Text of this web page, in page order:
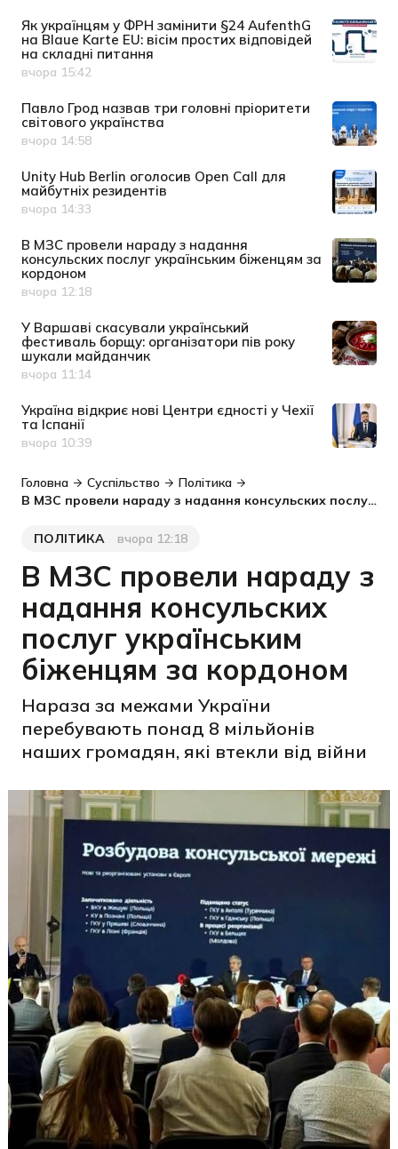
Як українцям у ФРН замінити §24 AufenthG
на Blaue Karte EU: вісім простих відповідей
на складні питання
Дата публікації
вчора 15:42
Павло Грод назвав три головні пріоритети
світового українства
Дата публікації
вчора 14:58
Unity Hub Berlin оголосив Open Call для
майбутніх резидентів
Дата публікації
вчора 14:33
В МЗС провели нараду з надання
консульских послуг українським біженцям за
кордоном
Дата публікації
вчора 12:18
У Варшаві скасували український
фестиваль борщу: організатори пів року
шукали майданчик
Дата публікації
вчора 11:14
Україна відкриє нові Центри єдності у Чехії
та Іспанії
Дата публікації
вчора 10:39
Головна Суспільство
Політика
В МЗС провели нараду з надання консульских послуг українським біженцям за кордоном
Категорія
ПОЛІТИКА
Дата публікаціївчора 12:18
В МЗС провели нараду з
надання консульских
послуг українським
біженцям за кордоном
Нараза за межами України
перебувають понад 8 мільйонів
наших громадян, які втекли від війни